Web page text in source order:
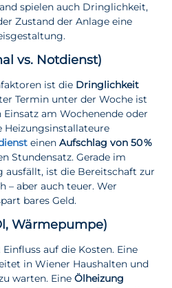
spielen auch Dringlichkeit,
Zustand der Anlage eine
vs. Notdienst)
ist die Dringlichkeit
Termin unter der Woche ist
am Wochenende oder
Heizungsinstallateure
einenAufschlag von 50 %
Stundensatz. Gerade im
ausfällt, ist die Bereitschaft zur
– aber auch teuer. Wer
bares Geld.
Wärmepumpe)
Einfluss auf die Kosten. Eine
in Wiener Haushalten und
warten. EineÖlheizung